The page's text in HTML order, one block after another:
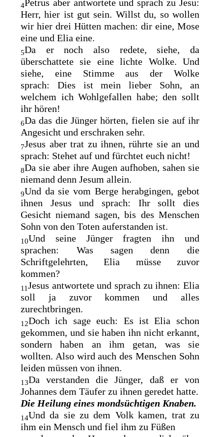
4Petrus aber antwortete und sprach zu Jesu:
Herr, hier ist gut sein. Willst du, so wollen
wir hier drei Hütten machen: dir eine, Mose
eine und Elia eine.
5Da er noch also redete, siehe, da
überschattete sie eine lichte Wolke. Und
siehe, eine Stimme aus der Wolke
sprach: Dies ist mein lieber Sohn, an
welchem ich Wohlgefallen habe; den sollt
ihr hören!
6Da das die Jünger hörten, fielen sie auf ihr
Angesicht und erschraken sehr.
7Jesus aber trat zu ihnen, rührte sie an und
sprach: Stehet auf und fürchtet euch nicht!
8Da sie aber ihre Augen aufhoben, sahen sie
niemand denn Jesum allein.
9Und da sie vom Berge herabgingen, gebot
ihnen Jesus und sprach: Ihr sollt dies
Gesichtniemand sagen, bis des Menschen
Sohn von den Toten auferstanden ist.
10Und seine Jünger fragten ihn und
sprachen: Was sagen denn die
Schriftgelehrten,Elia müsse zuvor
kommen?
11Jesus antwortete und sprach zu ihnen: Elia
soll ja zuvor kommen und alles
zurechtbringen.
12Doch ich sage euch: Es ist Elia schon
gekommen, und sie haben ihn nicht erkannt,
sondernhaben an ihm getan, was sie
wollten. Also wird auch des Menschen Sohn
leiden müssen von ihnen.
13Da verstanden die Jünger, daß er von
Johannes dem Täufer zu ihnen geredet hatte.
Die Heilung eines mondsüchtigen Knaben.
14Und da sie zu dem Volk kamen, trat zu
ihm ein Mensch und fiel ihm zu Füßen